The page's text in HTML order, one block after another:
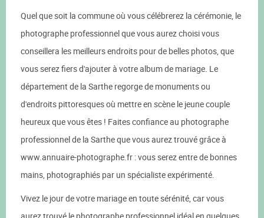
Quel que soit la commune où vous célébrerez la cérémonie, le
photographe professionnel que vous aurez choisi vous
conseillera les meilleurs endroits pour de belles photos, que
vous serez fiers d'ajouter à votre album de mariage. Le
département de la Sarthe regorge de monuments ou
d'endroits pittoresques où mettre en scène le jeune couple
heureux que vous êtes ! Faites confiance au photographe
professionnel de la Sarthe que vous aurez trouvé grâce à
www.annuaire-photographe.fr : vous serez entre de bonnes
mains, photographiés par un spécialiste expérimenté.
Vivez le jour de votre mariage en toute sérénité, car vous